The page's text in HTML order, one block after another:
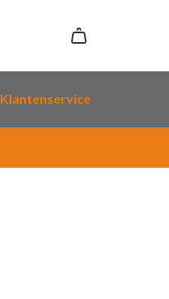
Klantenservice